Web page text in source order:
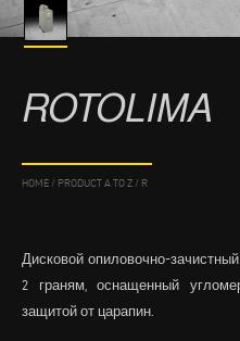
ROTOLIMA
HOME / PRODUCT A TO Z / R
Дисковой опиловочно-
2 граням, оснащенный
защитой от царапин.